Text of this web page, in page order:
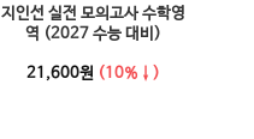
지인선 실전 모의고사 수학영
역 (2027 수능 대비)
21,600원 (10%↓)
다음 슬라이드